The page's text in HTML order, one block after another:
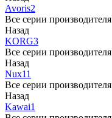
Avoris2
Все серии производителя
Назад
KORG3
Все серии производителя
Назад
Nux11
Все серии производителя
Назад
Kawai1